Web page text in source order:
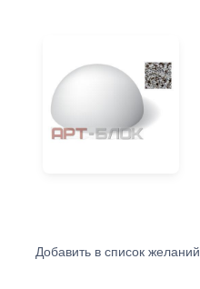
Добавить в список желаний